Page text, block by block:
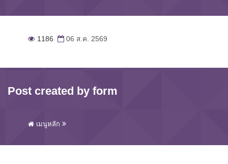
1186 06 ส.ค. 2569
Post created by form
เมนูหลัก